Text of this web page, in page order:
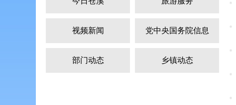
视频新闻 党中央国务院信息
部门动态 乡镇动态